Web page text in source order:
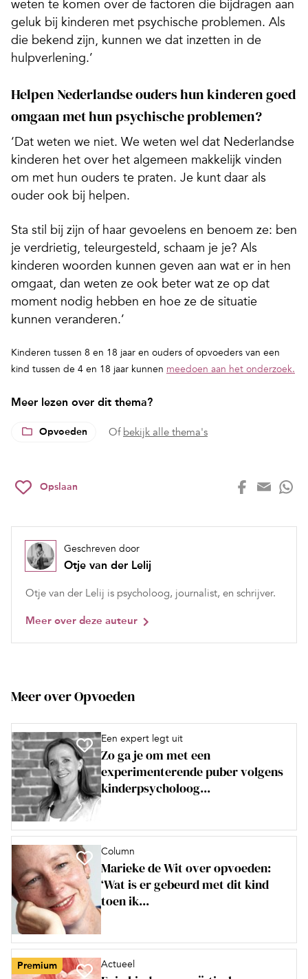
weten te komen over de factoren die bijdragen aan
geluk bij kinderen met psychische problemen. Als
die bekend zijn, kunnen we dat inzetten in de
hulpverlening.’
Helpen Nederlandse ouders hun kinderen goed
omgaan met hun psychische problemen?
‘Dat weten we niet. We weten wel dat Nederlandse
kinderen het over het algemeen makkelijk vinden
om met hun ouders te praten. Je kunt daar als
ouder ook bij helpen.
Sta stil bij zijn of haar gevoelens en benoem ze: ben
je verdrietig, teleurgesteld, schaam je je? Als
kinderen woorden kunnen geven aan wat er in hen
omgaat, dan weten ze ook beter wat ze op dat
moment nodig hebben en hoe ze de situatie
kunnen veranderen.’
Kinderen tussen 8 en 18 jaar en ouders of opvoeders van een
kind tussen de 4 en 18 jaar kunnen meedoen aan het onderzoek.
Meer lezen over dit thema?
Opvoeden Of bekijk alle thema's
Opslaan
Geschreven door
Otje van der Lelij
Otje van der Lelij is psycholoog, journalist, en schrijver.
Meer over deze auteur
Meer over Opvoeden
Een expert legt uit
Zo ga je om met een
experimenterende puber volgens
kinderpsycholoog...
Column
Marieke de Wit over opvoeden:
‘Wat is er gebeurd met dit kind
toen ik...
Premium Actueel